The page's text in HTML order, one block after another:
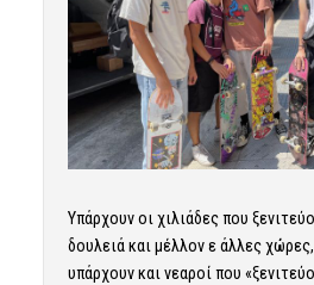
Υπάρχουν οι χιλιάδες που
δουλειά και μέλλον ε άλλες
υπάρχουν και νεαροί που